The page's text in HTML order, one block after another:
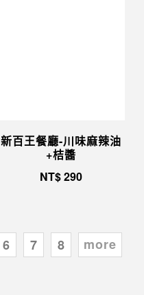
新百王餐廳-川味麻辣油
+桔醬
NT$290
6 7 8 more